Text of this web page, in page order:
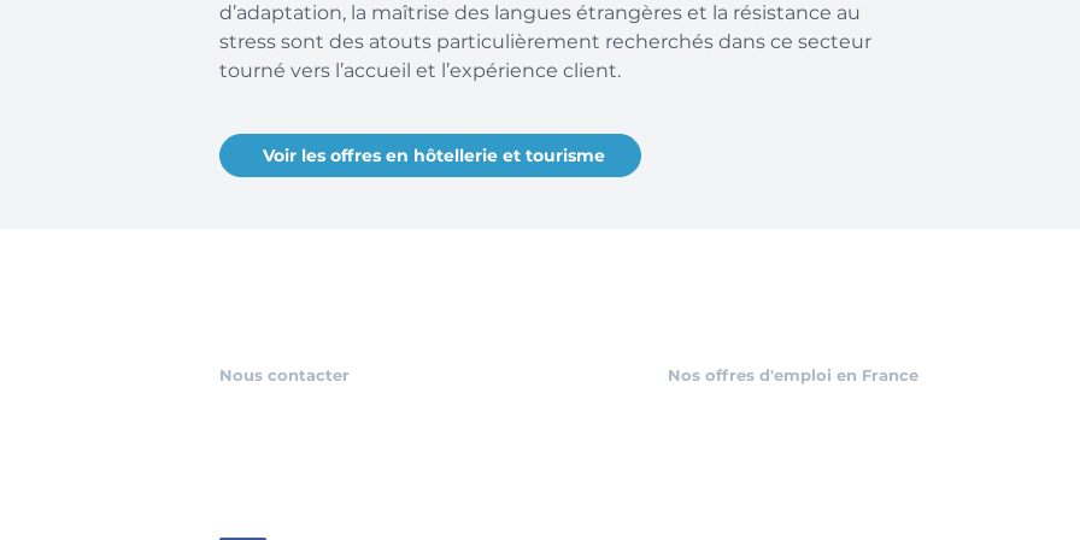
d’adaptation, la maîtrise des langues étrangères et la résistance au
stress sont des atouts particulièrement recherchés dans ce secteur
tourné vers l’accueil et l’expérience client.
Voir les offres en hôtellerie et tourisme
Nous contacter
Nos offres d'emploi en France